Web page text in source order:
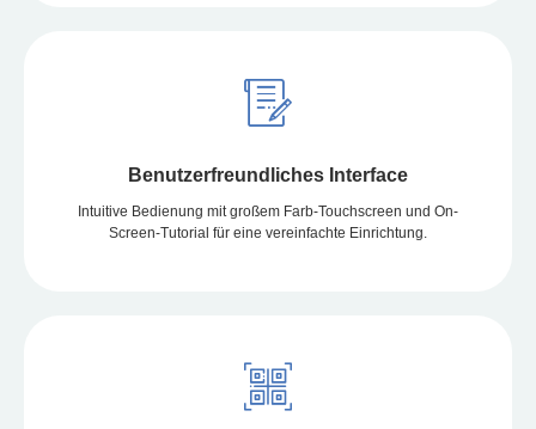
Benutzerfreundliches Interface
Intuitive Bedienung mit großem Farb-Touchscreen und On-
Screen-Tutorial für eine vereinfachte Einrichtung.